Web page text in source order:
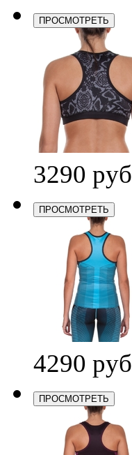
ПРОСМОТРЕТЬ
3290 руб
ПРОСМОТРЕТЬ
4290 руб
ПРОСМОТРЕТЬ